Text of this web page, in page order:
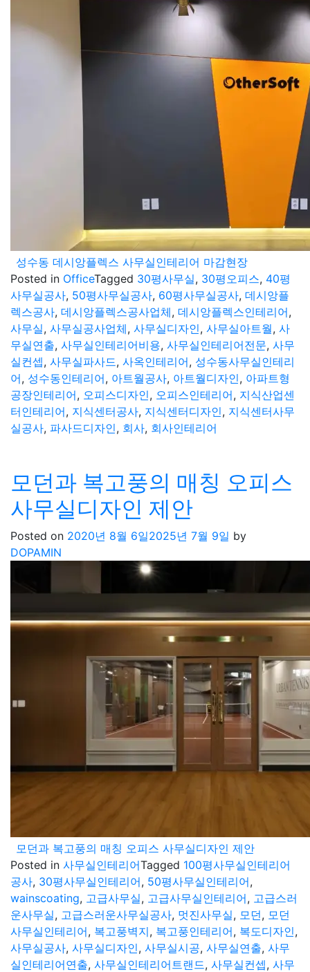
성수동 데시앙플렉스 사무실인테리어 마감현장
Posted in OfficeTagged 30평사무실, 30평오피스, 40평
사무실공사, 50평사무실공사, 60평사무실공사, 데시앙플
렉스공사, 데시앙플렉스공사업체, 데시앙플렉스인테리어,
사무실, 사무실공사업체, 사무실디자인, 사무실아트월, 사
무실연출, 사무실인테리어비용, 사무실인테리어전문, 사무
실컨셉, 사무실파사드, 사옥인테리어, 성수동사무실인테리
어, 성수동인테리어, 아트월공사, 아트월디자인, 아파트형
공장인테리어, 오피스디자인, 오피스인테리어, 지식산업센
터인테리어, 지식센터공사, 지식센터디자인, 지식센터사무
실공사, 파사드디자인, 회사, 회사인테리어
모던과 복고풍의 매칭 오피스
사무실디자인 제안
Posted on 2020년 8월 6일2025년 7월 9일 by
DOPAMIN
모던과 복고풍의 매칭 오피스 사무실디자인 제안
Posted in 사무실인테리어Tagged 100평사무실인테리어
공사, 30평사무실인테리어, 50평사무실인테리어,
wainscoating, 고급사무실, 고급사무실인테리어, 고급스러
운사무실, 고급스러운사무실공사, 멋진사무실, 모던, 모던
사무실인테리어, 복고풍벽지, 복고풍인테리어, 복도디자인,
사무실공사, 사무실디자인, 사무실시공, 사무실연출, 사무
실인테리어연출, 사무실인테리어트랜드, 사무실컨셉, 사무